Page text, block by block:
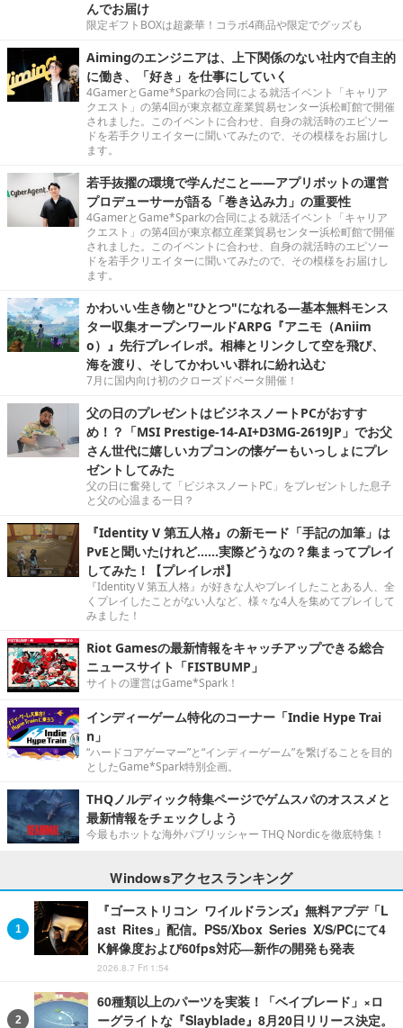
んでお届け
限定ギフトBOXは超豪華！コラボ4商品や限定でグッズも
Aimingのエンジニアは、上下関係のない社内で自主的
に働き、「好き」を仕事にしていく
4GamerとGame*Sparkの合同による就活イベント「キャリア
クエスト」の第4回が東京都立産業貿易センター浜松町館で開催
されました。このイベントに合わせ、自身の就活時のエピソー
ドを若手クリエイターに聞いてみたので、その模様をお届けし
ます。
若手抜擢の環境で学んだこと――アプリボットの運営
プロデューサーが語る「巻き込み力」の重要性
4GamerとGame*Sparkの合同による就活イベント「キャリア
クエスト」の第4回が東京都立産業貿易センター浜松町館で開催
されました。このイベントに合わせ、自身の就活時のエピソー
ドを若手クリエイターに聞いてみたので、その模様をお届けし
ます。
かわいい生き物と"ひとつ"になれる―基本無料モンス
ター収集オープンワールドARPG『アニモ（Aniim
o）』先行プレイレポ。相棒とリンクして空を飛び、
海を渡り、そしてかわいい群れに紛れ込む
7月に国内向け初のクローズドベータ開催！
父の日のプレゼントはビジネスノートPCがおすす
め！？「MSI Prestige-14-AI+D3MG-2619JP」でお父
さん世代に嬉しいカプコンの懐ゲーもいっしょにプレ
ゼントしてみた
父の日に奮発して「ビジネスノートPC」をプレゼントした息子
と父の心温まる一日？
『Identity V 第五人格』の新モード「手記の加筆」は
PvEと聞いたけれど……実際どうなの？集まってプレイ
してみた！【プレイレポ】
『Identity V 第五人格』が好きな人やプレイしたことある人、全
くプレイしたことがない人など、様々な4人を集めてプレイして
みました！
Riot Gamesの最新情報をキャッチアップできる総合
ニュースサイト「FISTBUMP」
サイトの運営はGame*Spark！
インディーゲーム特化のコーナー「Indie Hype Trai
n」
“ハードコアゲーマー”と“インディーゲーム”を繋げることを目的
としたGame*Spark特別企画。
THQノルディック特集ページでゲムスパのオススメと
最新情報をチェックしよう
今最もホットな海外パブリッシャー THQ Nordicを徹底特集！
Windowsアクセスランキング
『ゴーストリコン ワイルドランズ』無料アプデ「L
ast Rites」配信。PS5/Xbox Series X/S/PCにて4
K解像度および60fps対応―新作の開発も発表
2026.8.7 Fri 1:54
60種類以上のパーツを実装！「ベイブレード」×ロ
ーグライトな『Slayblade』8月20日リリース決定。